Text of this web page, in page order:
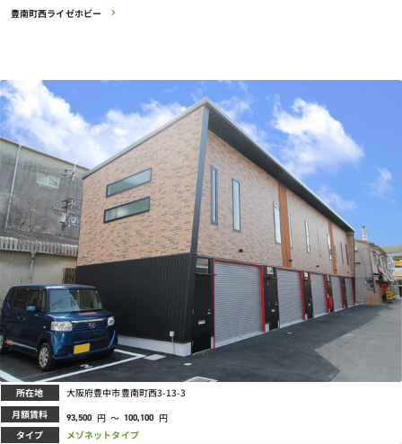
豊南町西ライゼホビー
所在地 大阪府豊中市豊南町西3-13-3
月額賃料 93,500 円 ～ 100,100 円
タイプ メゾネットタイプ